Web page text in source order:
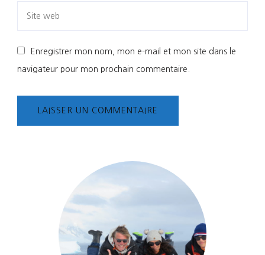
Enregistrer mon nom, mon e-mail et mon site dans le
navigateur pour mon prochain commentaire.